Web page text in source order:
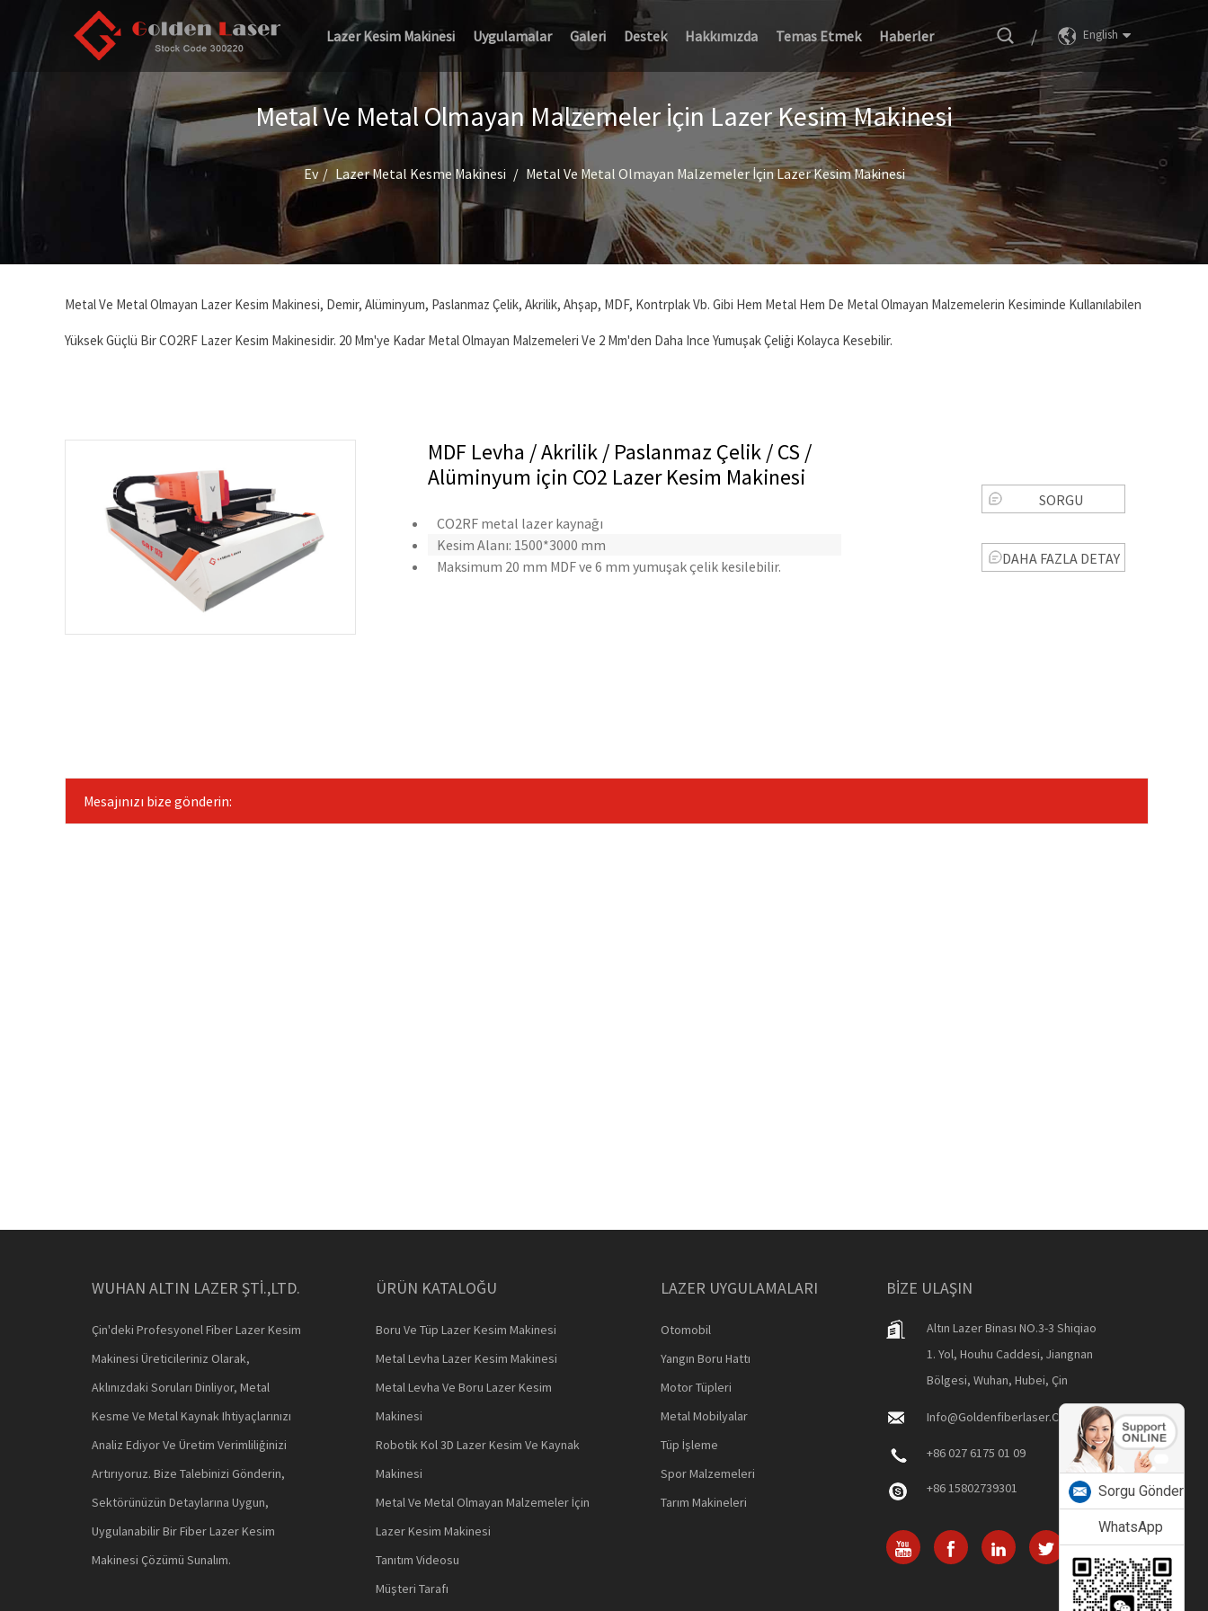
Lazer Kesim Makinesi Uygulamalar Galeri Destek Hakkımızda Temas Etmek Haberler / English
Metal Ve Metal Olmayan Malzemeler İçin Lazer Kesim Makinesi
Ev Lazer Metal Kesme Makinesi Metal Ve Metal Olmayan Malzemeler İçin Lazer Kesim Makinesi
Metal Ve Metal Olmayan Lazer Kesim Makinesi, Demir, Alüminyum, Paslanmaz Çelik, Akrilik, Ahşap, MDF, Kontrplak Vb. Gibi Hem Metal Hem De Metal Olmayan Malzemelerin Kesiminde Kullanılabilen
Yüksek Güçlü Bir CO2RF Lazer Kesim Makinesidir. 20 Mm'ye Kadar Metal Olmayan Malzemeleri Ve 2 Mm'den Daha Ince Yumuşak Çeliği Kolayca Kesebilir.
MDF Levha / Akrilik / Paslanmaz Çelik / CS /
Alüminyum için CO2 Lazer Kesim Makinesi
CO2RF metal lazer kaynağı
Kesim Alanı: 1500*3000 mm
Maksimum 20 mm MDF ve 6 mm yumuşak çelik kesilebilir.
SORGU
DAHA FAZLA DETAY
Mesajınızı bize gönderin:
WUHAN ALTIN ​​LAZER ŞTİ.,LTD.
Çin'deki Profesyonel Fiber Lazer Kesim
Makinesi Üreticileriniz Olarak,
Aklınızdaki Soruları Dinliyor, Metal
Kesme Ve Metal Kaynak Ihtiyaçlarınızı
Analiz Ediyor Ve Üretim Verimliliğinizi
Artırıyoruz. Bize Talebinizi Gönderin,
Sektörünüzün Detaylarına Uygun,
Uygulanabilir Bir Fiber Lazer Kesim
Makinesi Çözümü Sunalım.
ÜRÜN KATALOĞU
Boru Ve Tüp Lazer Kesim Makinesi
Metal Levha Lazer Kesim Makinesi
Metal Levha Ve Boru Lazer Kesim
Makinesi
Robotik Kol 3D Lazer Kesim Ve Kaynak
Makinesi
Metal Ve Metal Olmayan Malzemeler İçin
Lazer Kesim Makinesi
Tanıtım Videosu
Müşteri Tarafı
LAZER UYGULAMALARI
Otomobil
Yangın Boru Hattı
Motor Tüpleri
Metal Mobilyalar
Tüp İşleme
Spor Malzemeleri
Tarım Makineleri
BIZE ULAŞIN
Altın Lazer Binası NO.3-3 Shiqiao
1. Yol, Houhu Caddesi, Jiangnan
Bölgesi, Wuhan, Hubei, Çin
Info@goldenfiberlaser.com
+86 027 6175 01 09
+86 15802739301 Sorgu Gönder
WhatsApp